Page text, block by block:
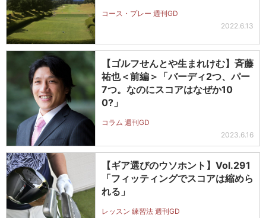
コース・プレー 週刊GD
2022.6.13
【ゴルフせんとや生まれけむ】斉藤
祐也＜前編＞「バーディ2つ、パー
7つ。なのにスコアはなぜか10
0?」
コラム 週刊GD
2023.6.16
【ギア選びのウソホント】Vol.291
「フィッティングでスコアは縮めら
れる」
レッスン 練習法 週刊GD